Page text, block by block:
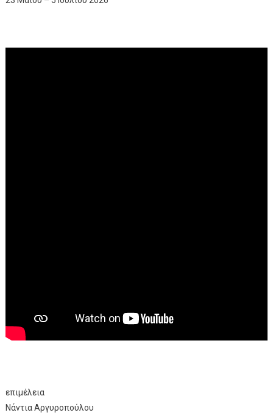
επιμέλεια
Νάντια Αργυροπούλου